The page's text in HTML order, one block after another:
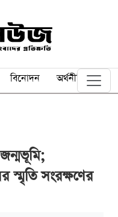
বিনোদন অর্থনীতি
স্মৃতি সংরক্ষণের